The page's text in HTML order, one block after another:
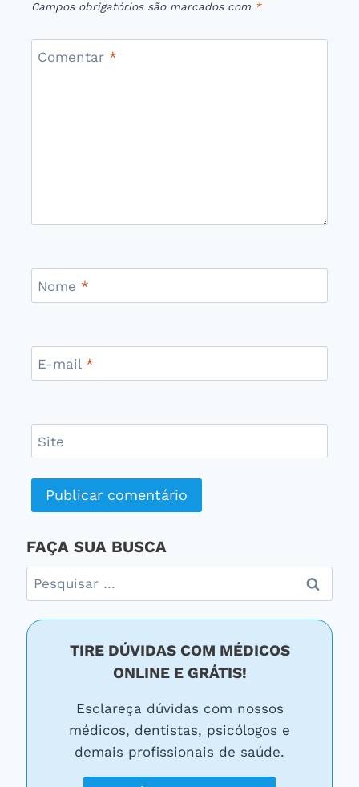
Campos obrigatórios são marcados com *
Comentar *
Nome *
E-mail *
Site
FAÇA SUA BUSCA
Pesquisar
por:
TIRE DÚVIDAS COM MÉDICOS
ONLINE E GRÁTIS!
Esclareça dúvidas com nossos
médicos, dentistas, psicólogos e
demais profissionais de saúde.